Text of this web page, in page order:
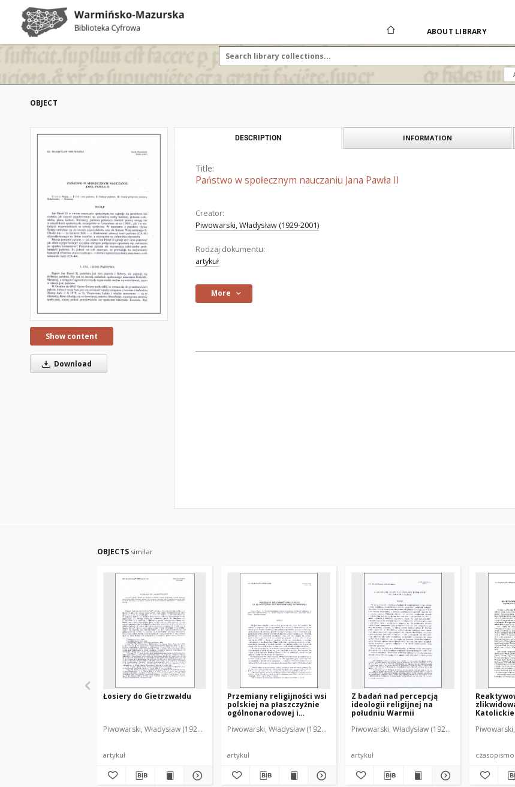
ABOUT LIBRARY
OBJECT
Show content
Download
DESCRIPTION INFORMATION
Title:
Państwo w społecznym nauczaniu Jana Pawła II
Creator:
Piwowarski, Władysław (1929-2001)
Rodzaj dokumentu:
artykuł
More
OBJECTS similar
Łosiery do Gietrzwałdu
Piwowarski, Władysław (1929-2001)
artykuł
Przemiany religijności wsi
polskiej na płaszczyźnie
ogólnonarodowej i
Piwowarski, Władysław (1929-2001)
artykuł
Z badań nad percepcją
ideologii religijnej na
południu Warmii
Piwowarski, Władysław (1929-2001)
artykuł
Piwowarski,
czasopismo